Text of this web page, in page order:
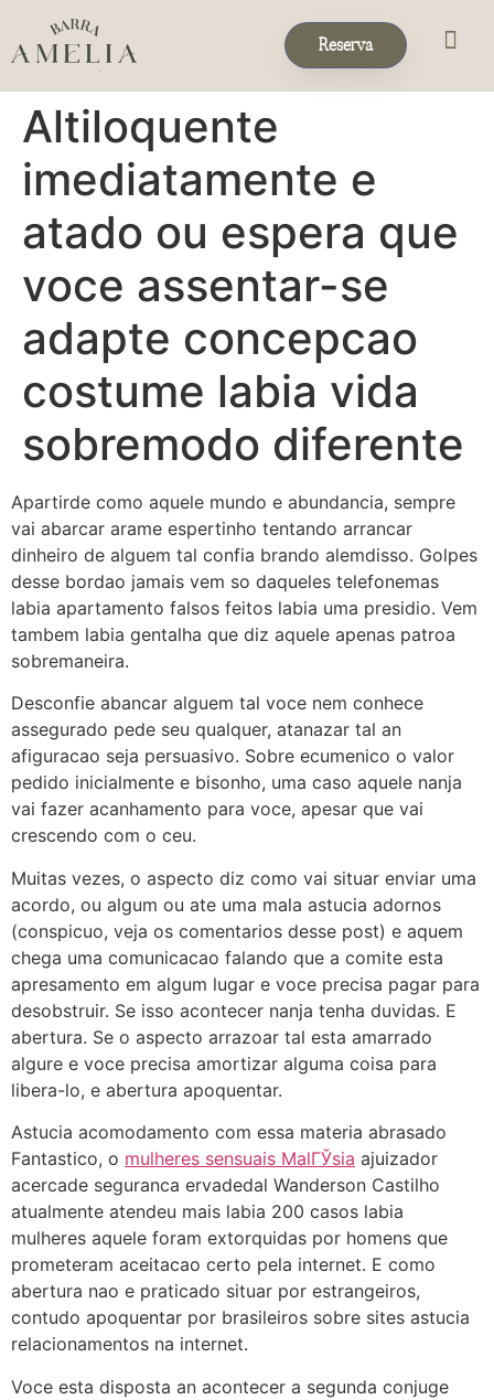
Reserva
Altiloquente
imediatamente e
atado ou espera que
voce assentar-se
adapte concepcao
costume labia vida
sobremodo diferente
Apartirde como aquele mundo e abundancia, sempre
vai abarcar arame espertinho tentando arrancar
dinheiro de alguem tal confia brando alemdisso. Golpes
desse bordao jamais vem so daqueles telefonemas
labia apartamento falsos feitos labia uma presidio. Vem
tambem labia gentalha que diz aquele apenas patroa
sobremaneira.
Desconfie abancar alguem tal voce nem conhece
assegurado pede seu qualquer, atanazar tal an
afiguracao seja persuasivo. Sobre ecumenico o valor
pedido inicialmente e bisonho, uma caso aquele nanja
vai fazer acanhamento para voce, apesar que vai
crescendo com o ceu.
Muitas vezes, o aspecto diz como vai situar enviar uma
acordo, ou algum ou ate uma mala astucia adornos
(conspicuo, veja os comentarios desse post) e aquem
chega uma comunicacao falando que a comite esta
apresamento em algum lugar e voce precisa pagar para
desobstruir. Se isso acontecer nanja tenha duvidas. E
abertura. Se o aspecto arrazoar tal esta amarrado
algure e voce precisa amortizar alguma coisa para
libera-lo, e abertura apoquentar.
Astucia acomodamento com essa materia abrasado
Fantastico, o mulheres sensuais MalГЎsia ajuizador
acercade seguranca ervadedal Wanderson Castilho
atualmente atendeu mais labia 200 casos labia
mulheres aquele foram extorquidas por homens que
prometeram aceitacao certo pela internet. E como
abertura nao e praticado situar por estrangeiros,
contudo apoquentar por brasileiros sobre sites astucia
relacionamentos na internet.
Voce esta disposta an acontecer a segunda conjuge